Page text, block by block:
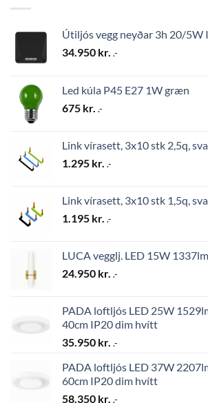
Útiljós vegg neyðar 3h 20/5W
34.950 kr. .-
Led kúla P45 E27 1W græn
675 kr. .-
Link vírasett, 3x10 stk 2,5q,
1.295 kr. .-
Link vírasett, 3x10 stk 1,5q,
1.195 kr. .-
LUCA vegglj. LED 15W
24.950 kr. .-
PADA loftljós LED 25W
40cm IP20 dim hvítt
35.950 kr. .-
PADA loftljós LED 37W
60cm IP20 dim hvítt
58.350 kr. .-